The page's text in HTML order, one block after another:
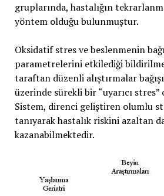
gruplarında, hastalığın
yöntem olduğu bulunmuştur.
Oksidatif stres ve beslenmenin
parametrelerini etkilediği
taraftan düzenli alıştırmalar
üzerinde sürekli bir “uyarıcı
Sistem, direnci geliştiren olumlu
tanıyarak hastalık riskini azaltan
kazanabilmektedir.